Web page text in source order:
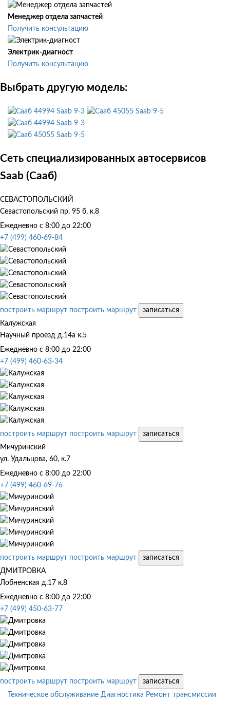
Менеджер отдела запчастей
Получить консультацию
Электрик-диагност
Получить консультацию
Выбрать другую модель:
Saab 9-3
Saab 9-5
Saab 9-3
Saab 9-5
Сеть специализированных автосервисов
Saab (Сааб)
СЕВАСТОПОЛЬСКИЙ
Севастопольский пр. 95 б, к.8
Ежедневно с 8:00 до 22:00
+7 (499) 460-69-84
построить маршрут построить маршрут
записаться
Калужская
Научный проезд д.14а к.5
Ежедневно с 8:00 до 22:00
+7 (499) 460-63-34
построить маршрут построить маршрут
записаться
Мичуринский
ул. Удальцова, 60, к.7
Ежедневно с 8:00 до 22:00
+7 (499) 460-69-76
построить маршрут построить маршрут
записаться
ДМИТРОВКА
Лобненская д.17 к.8
Ежедневно с 8:00 до 22:00
+7 (499) 450-63-77
построить маршрут построить маршрут
записаться
Техническое обслуживание Диагностика Ремонт трансмиссии